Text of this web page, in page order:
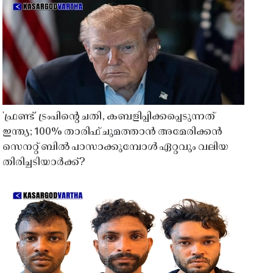
'ഫ്രണ്ട്' ട്രംപിന്റെ ചതി, കബളിപ്പിക്കപ്പെടുന്നത്
ഇന്ത്യ; 100% താരിഫ് ചുമത്താൻ അമേരിക്കൻ
സെനറ്റ് ബിൽ പാസാക്കുമ്പോൾ ഏറ്റവും വലിയ
തിരിച്ചടിയാർക്ക്?